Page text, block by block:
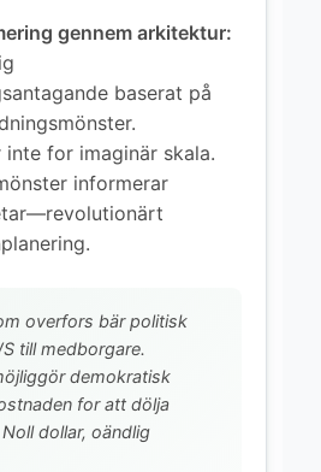
gennem arkitektur:
baserat på
inte for imaginär skala.
informerar
overfors bär politisk
till medborgare.
demokratisk
for att dölja
dollar, oändlig